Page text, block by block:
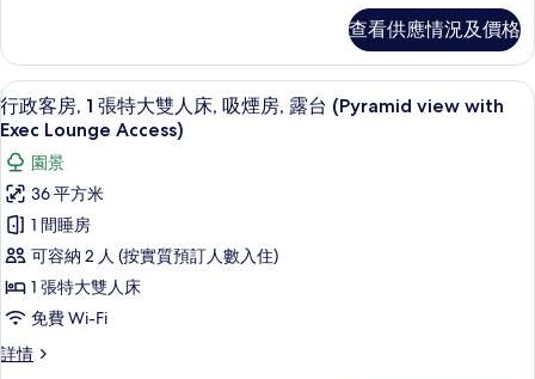
標
準
雙
人
床,
吸
煙
房
的
相
片
1
張
標
準
人
床,
吸
煙
房
情
查看供應情況及價格
載
入
所
有
行
政
客
房,
1
張
迷你吧、房內夾萬、書桌、熨斗/熨衫
9
行政客房, 1 張特大雙人床, 吸煙房, 露台 (Pyramid view with
Exec Lounge Access)
園景
36 平方米
1 間睡房
可容納 2 人 (按實質預訂人數入住)
1 張特大雙人床
免費 Wi-Fi
詳情
行